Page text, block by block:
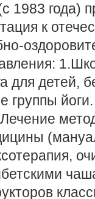
1983 года)
к
для
группы